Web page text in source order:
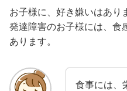
お子様に、好き嫌いはあり
発達障害のお子様には、食
あります。
食事には、